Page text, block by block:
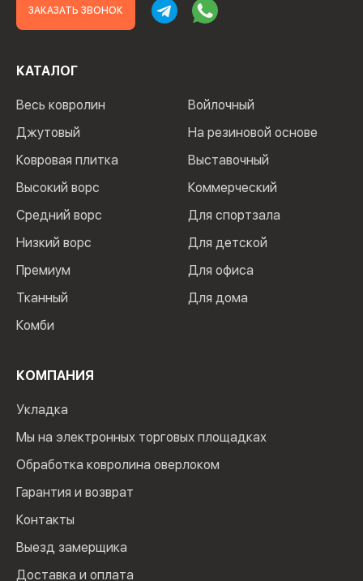
ЗАКАЗАТЬ ЗВОНОК
КАТАЛОГ
Весь ковролин
Джутовый
Ковровая плитка
Высокий ворс
Средний ворс
Низкий ворс
Премиум
Тканный
Комби
Войлочный
На резиновой основе
Выставочный
Коммерческий
Для спортзала
Для детской
Для офиса
Для дома
КОМПАНИЯ
Укладка
Мы на электронных торговых площадках
Обработка ковролина оверлоком
Гарантия и возврат
Контакты
Выезд замерщика
Доставка и оплата